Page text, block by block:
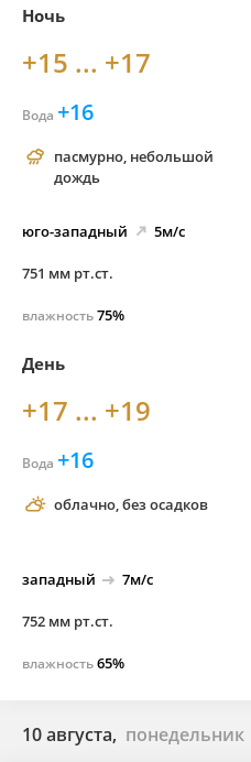
Ночь
+15 ... +17
Вода +16
пасмурно, небольшой
дождь
юго-западный 5м/с
751 мм рт.ст.
влажность75%
День
+17 ... +19
Вода +16
облачно, без осадков
западный 7м/с
752 мм рт.ст.
влажность65%
10 августа, понедельник